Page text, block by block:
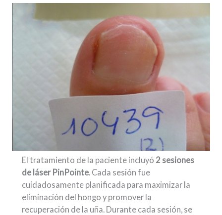
El tratamiento de la paciente incluyó 2 sesiones
de láser PinPointe. Cada sesión fue
cuidadosamente planificada para maximizar la
eliminación del hongo y promover la
recuperación de la uña. Durante cada sesión, se